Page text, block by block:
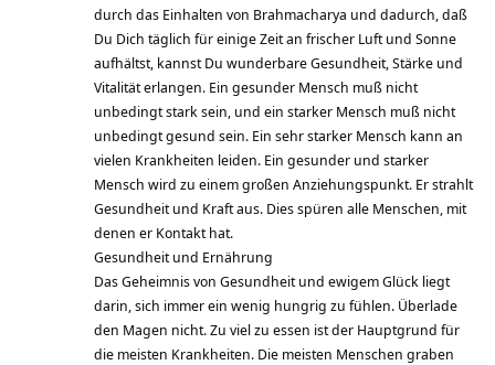
durch das Einhalten von Brahmacharya und dadurch, daß
Du Dich täglich für einige Zeit an frischer Luft und Sonne
aufhältst, kannst Du wunderbare Gesundheit, Stärke und
Vitalität erlangen. Ein gesunder Mensch muß nicht
unbedingt stark sein, und ein starker Mensch muß nicht
unbedingt gesund sein. Ein sehr starker Mensch kann an
vielen Krankheiten leiden. Ein gesunder und starker
Mensch wird zu einem großen Anziehungspunkt. Er strahlt
Gesundheit und Kraft aus. Dies spüren alle Menschen, mit
denen er Kontakt hat.
Gesundheit und Ernährung
Das Geheimnis von Gesundheit und ewigem Glück liegt
darin, sich immer ein wenig hungrig zu fühlen. Überlade
den Magen nicht. Zu viel zu essen ist der Hauptgrund für
die meisten Krankheiten. Die meisten Menschen graben